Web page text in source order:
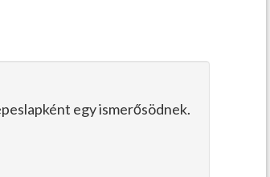
egy ismerősödnek.